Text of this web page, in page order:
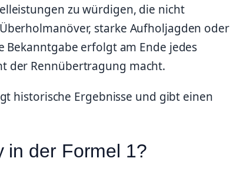
zu würdigen, die nicht
starke Aufholjagden oder
Bekanntgabe erfolgt am Ende jedes
der Rennübertragung macht.
historische Ergebnisse und gibt einen
in der Formel 1?